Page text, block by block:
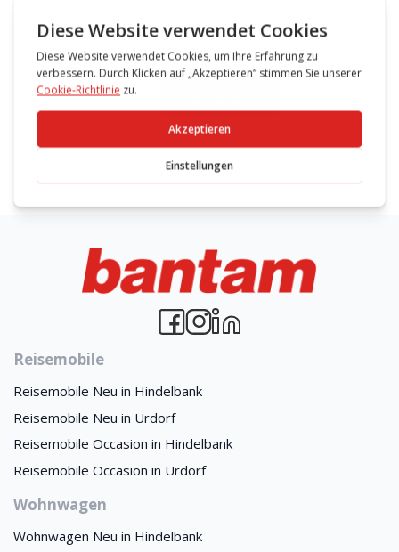
Wohnwagen 78
Reisemobile
Reisemobile Neu in Hindelbank
Reisemobile Neu in Urdorf
Reisemobile Occasion in Hindelbank
Reisemobile Occasion in Urdorf
Wohnwagen
Wohnwagen Neu in Hindelbank